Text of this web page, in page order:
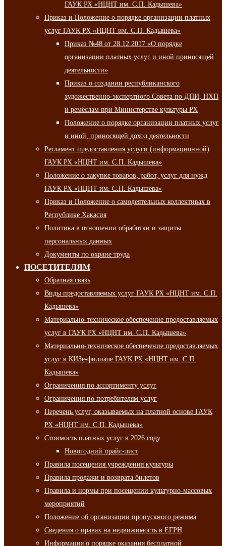
ГАУК РХ «НЦНТ им. С.П. Кадышева»
Приказ и Положение о порядке организации платных
услуг ГАУК РХ «НЦНТ им. С.П. Кадышева»
Приказ №48 от 28.12.2017 «О порядке
организации платных услуг и иной приносящей
деятельности»
Приказ о создании республиканского
художественно-экспертного Совета по ДПИ, НХП
и ремёслам при Министерстве культуры РХ
Положение о порядке организации платных услуг
и иной, приносящей доход деятельности
Регламент предоставления услуги (информационной)
ГАУК РХ «НЦНТ им. С.П. Кадышева»
Положение о закупке товаров, работ, услуг для нужд
ГАУК РХ «НЦНТ им. С.П. Кадышева»
Приказ и Положение о самодеятельных коллективах в
Республике Хакасия
Политика в отношении обработки и защиты
персональных данных
Документы по охране труда
ПОСЕТИТЕЛЯМ
Обратная связь
Виды предоставляемых услуг ГАУК РХ «НЦНТ им. С.П.
Кадышева»
Материально-техническое обеспечение предоставляемых
услуг в ГАУК РХ «НЦНТ им. С.П. Кадышева»
Материально-техническое обеспечение предоставляемых
услуг в КИЗе-филиале ГАУК РХ «НЦНТ им. С.П.
Кадышева»
Ограничения по ассортименту услуг
Ограничения по потребителям услуг
Перечень услуг, оказываемых на платной основе ГАУК
РХ «НЦНТ им. С.П. Кадышева»
Стоимость платных услуг в 2026 году
Новогодний прайс-лист
Правила посещения учреждения культуры
Правила продажи и возврата билетов
Правила и нормы при посещении культурно-массовых
мероприятий
Положение об организации пропускного режима
Сведения о правах на недвижимость в ЕГРН
Информация о порядке оказания бесплатной